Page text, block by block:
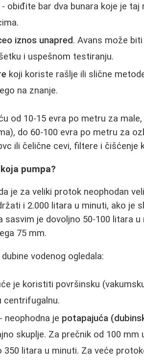
- obiđite bar dva bunara koje je
iznos unapred. Avans može
i uspešnom testiranju.
koji koriste rašlje ili slične
na znanje.
od 10-15 evra po metru za
do 60-100 evra po metru za
ili čelične cevi, filtere i čišćenje
pumpa?
je za veliki protok neophodan
i 2.000 litara u minuti, ako je
sasvim je dovoljno 50-100 litara
75 mm.
vodenog ogledala:
je koristiti površinsku
centrifugalnu.
- neophodna je potapajuća
skuplje. Za prečnik od 100
350 litara u minuti. Za veće